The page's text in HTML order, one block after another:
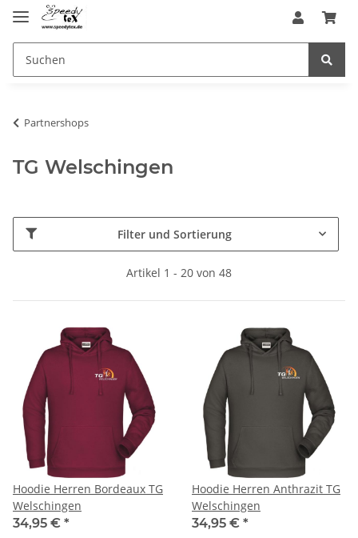
Partnershops
TG Welschingen
Filter und Sortierung
Artikel 1 - 20 von 48
Hoodie Herren Bordeaux TG
Welschingen
34,95 € *
Hoodie Herren Anthrazit TG
Welschingen
34,95 € *